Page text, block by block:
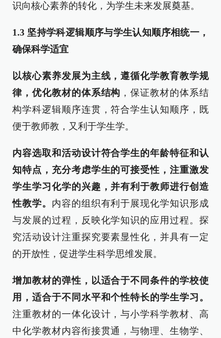
识向核心素养的转化，为学生未来发展奠基。
1.3 坚持学科逻辑顺序与学生认知顺序相统一，
确保科学适宜
以核心素养发展为主线，遵循化学教育教学规
律，优化教材的体系结构 ，保证教材的体系结
构学科逻辑顺序连贯，符合学生认知顺序，既
便于教师教，又利于学生学。
内容选取和活动设计符合学生的年龄特征和认
知特点，充分考虑学生的可接受性，注重激发
学生学习化学的兴趣，并有利于教师进行创造
性教学。 内容的组织有利于展现化学知识形成
与发展的过程，反映化学知识的应用过程。探
究活动设计注重探究要素显性化，并具有一定
的开放性，促进学生科学思维发展。
增加教材的弹性，以适合于不同条件的学校使
用，适合于不同水平和个性特长的学生学习。
注重教材的一体化设计，与小学科学教材、高
中化学教材内容衔接贯通，与物理、生物学、